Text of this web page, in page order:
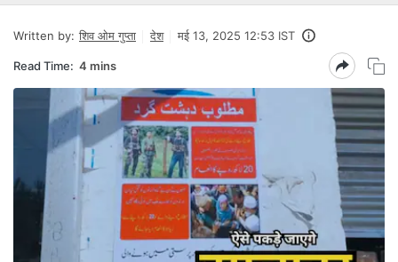
Written by: शिव ओम गुप्ता देश मई 13, 2025 12:53 IST
Read Time: 4 mins